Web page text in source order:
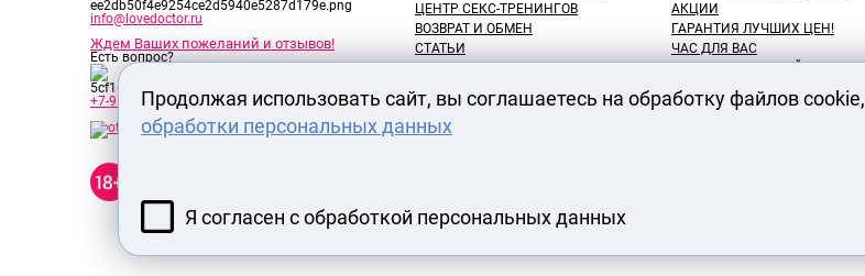
info@lovedoctor.ru
Ждем Ваших пожеланий и отзывов!
Есть вопрос?
+7-913-917-89-65
продукция имеет знак EAC
Евразийского соответствия.
ЦЕНТР СЕКС-ТРЕНИНГОВ
ВОЗВРАТ И ОБМЕН
СТАТЬИ
ОБЗОРЫ ТОВАРОВ
ВАКАНСИИ
АКЦИИ
ГАРАНТИЯ ЛУЧШИХ ЦЕН!
ЧАС ДЛЯ ВАС
100 БОНУСНЫХ РУБЛЕЙ!
ОТЛОЖЕННЫЕ ТОВАРЫ
Продолжая использовать сайт, вы соглашаетесь на обработку файлов cookie,
обработки персональных данных
Я согласен с обработкой персональных данных